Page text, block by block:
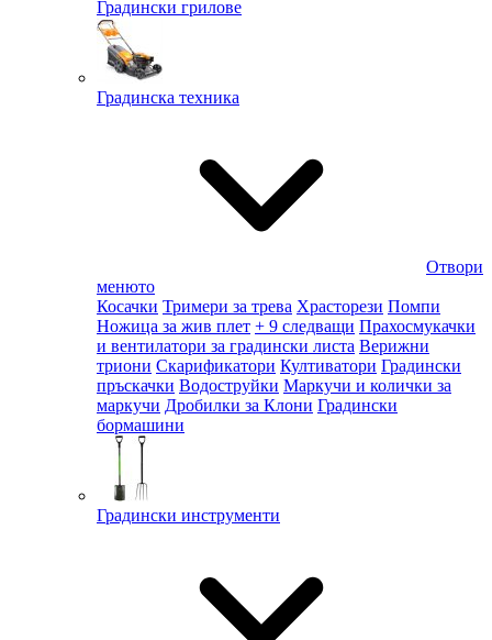
Градински грилове
Градинска техника
Отвори
менюто
Косачки Тримери за трева Храсторези Помпи
Ножица за жив плет + 9 следващи Прахосмукачки
и вентилатори за градински листа Верижни
триони Скарификатори Култиватори Градински
пръскачки Водоструйки Маркучи и колички за
маркучи Дробилки за Клони Градински
бормашини
Градински инструменти